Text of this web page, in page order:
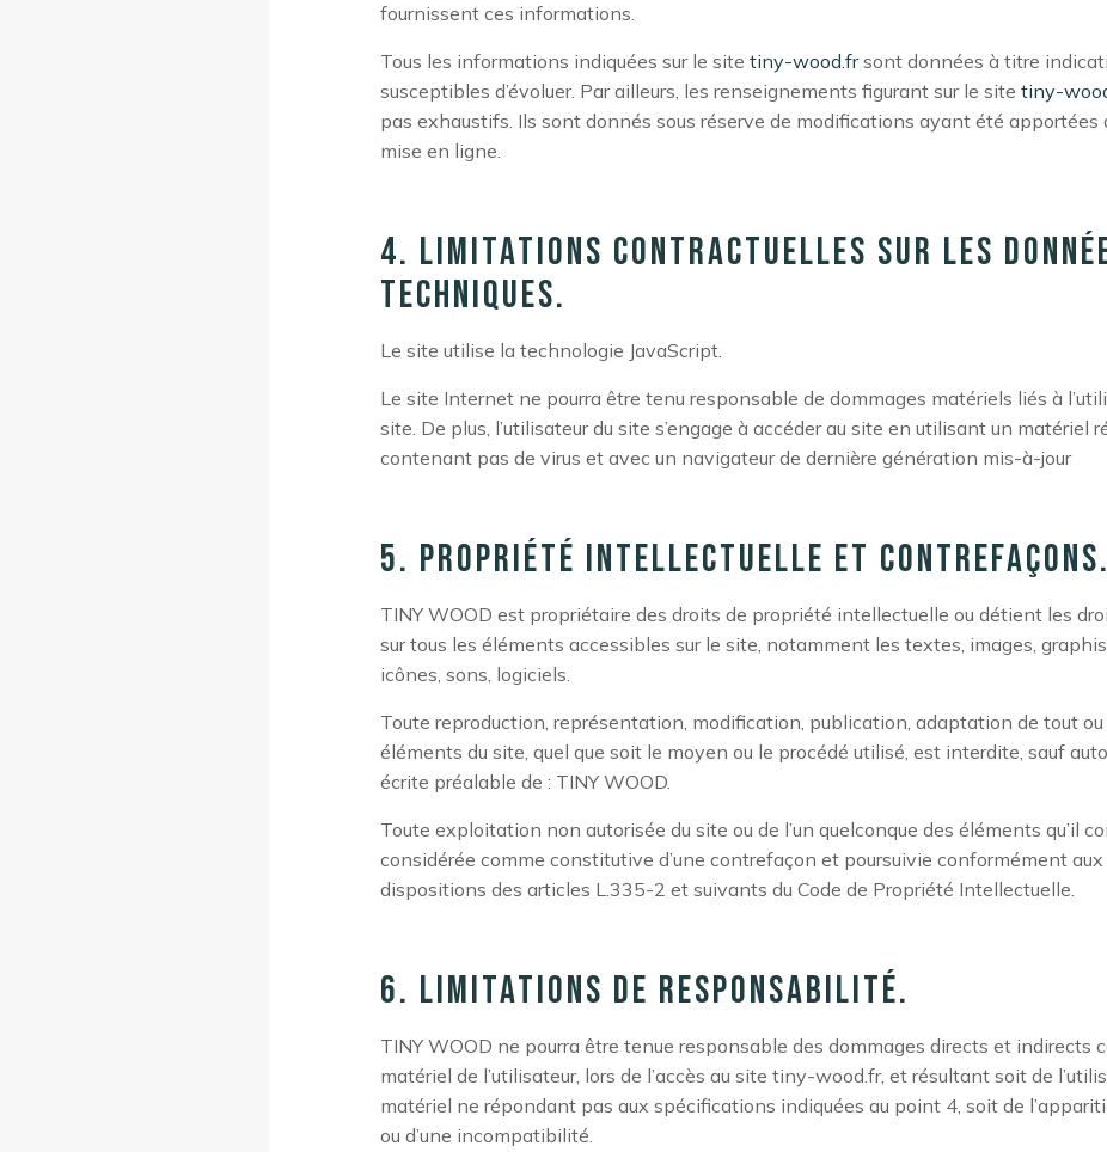
fournissent ces informations.
Tous les informations indiquées sur le site tiny-wood.frsont données à titre
susceptibles d’évoluer. Par ailleurs, les renseignements figurant sur le site tiny-
pas exhaustifs. Ils sont donnés sous réserve de modifications ayant été apportées
mise en ligne.
4. Limitations contractuelles sur les
techniques.
Le site utilise la technologie JavaScript.
Le site Internet ne pourra être tenu responsable de dommages matériels liés à
site. De plus, l’utilisateur du site s’engage à accéder au site en utilisant un matériel
contenant pas de virus et avec un navigateur de dernière génération mis-à-jour
5. Propriété intellectuelle et contrefaçons.
TINY WOOD est propriétaire des droits de propriété intellectuelle ou détient les
sur tous les éléments accessibles sur le site, notamment les textes, images,
icônes, sons, logiciels.
Toute reproduction, représentation, modification, publication, adaptation de tout
éléments du site, quel que soit le moyen ou le procédé utilisé, est interdite, sauf
écrite préalable de : TINY WOOD.
Toute exploitation non autorisée du site ou de l’un quelconque des éléments qu’il
considérée comme constitutive d’une contrefaçon et poursuivie conformément aux
dispositions des articles L.335-2 et suivants du Code de Propriété Intellectuelle.
6. Limitations de responsabilité.
TINY WOOD ne pourra être tenue responsable des dommages directs et indirects
matériel de l’utilisateur, lors de l’accès au site tiny-wood.fr, et résultant soit de
matériel ne répondant pas aux spécifications indiquées au point 4, soit de
ou d’une incompatibilité.